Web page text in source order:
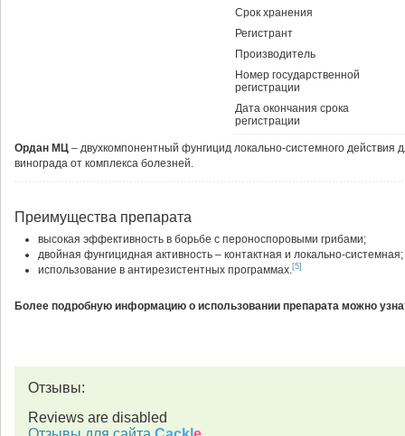
Срок хранения
Регистрант
Производитель
Номер государственной
регистрации
Дата окончания срока
регистрации
Ордан МЦ – двухкомпонентный фунгицид локально-системного действия
винограда от комплекса болезней.
Преимущества препарата
высокая эффективность в борьбе с пероноспоровыми грибами;
двойная фунгицидная активность – контактная и локально-системная;
использование в антирезистентных программах.[5]
Более подробную информацию о использовании препарата можно
Отзывы:
Reviews are disabled